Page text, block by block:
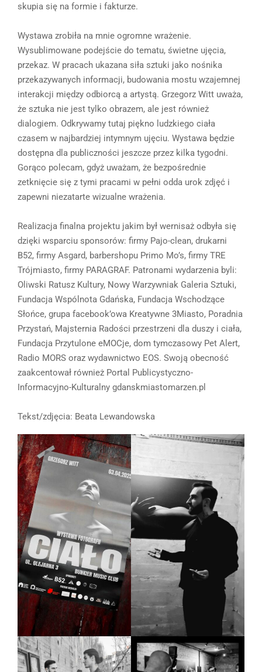
skupia się na formie i fakturze.
Wystawa zrobiła na mnie ogromne wrażenie.
Wysublimowane podejście do tematu, świetne ujęcia,
przekaz. W pracach ukazana siła sztuki jako nośnika
przekazywanych informacji, budowania mostu wzajemnej
interakcji między odbiorcą a artystą. Grzegorz Witt uważa,
że sztuka nie jest tylko obrazem, ale jest również
dialogiem. Odkrywamy tutaj piękno ludzkiego ciała
czasem w najbardziej intymnym ujęciu. Wystawa będzie
dostępna dla publiczności jeszcze przez kilka tygodni.
Gorąco polecam, gdyż uważam, że bezpośrednie
zetknięcie się z tymi pracami w pełni odda urok zdjęć i
zapewni niezatarte wizualne wrażenia.
Realizacja finalna projektu jakim był wernisaż odbyła się
dzięki wsparciu sponsorów: firmy Pajo-clean, drukarni
B52, firmy Asgard, barbershopu Primo Mo’s, firmy TRE
Trójmiasto, firmy PARAGRAF. Patronami wydarzenia byli:
Oliwski Ratusz Kultury, Nowy Warzywniak Galeria Sztuki,
Fundacja Wspólnota Gdańska, Fundacja Wschodzące
Słońce, grupa facebook’owa Kreatywne 3Miasto, Poradnia
Przystań, Majsternia Radości przestrzeni dla duszy i ciała,
Fundacja Przytulone eMOCje, dom tymczasowy Pet Alert,
Radio MORS oraz wydawnictwo EOS. Swoją obecność
zaakcentował również Portal Publicystyczno-
Informacyjno-Kulturalny gdanskmiastomarzen.pl
Tekst/zdjęcia: Beata Lewandowska